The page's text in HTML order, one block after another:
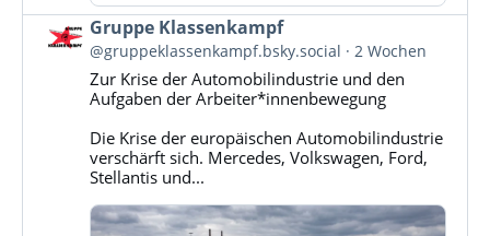
Beitrag
von
Gruppe
Klassenkampf
Bluesky
ansehen
Gruppe Klassenkampf
@gruppeklassenkampf.bsky.social 2 Wochen
Zur Krise der Automobilindustrie und den
Aufgaben der Arbeiter*innenbewegung
Die Krise der europäischen Automobilindustrie
verschärft sich. Mercedes, Volkswagen, Ford,
Stellantis und...